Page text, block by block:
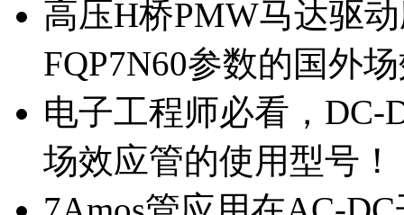
高压H桥PMW马达驱
FQP7N60参数的国外
电子工程师必看，DC-
场效应管的使用型号！